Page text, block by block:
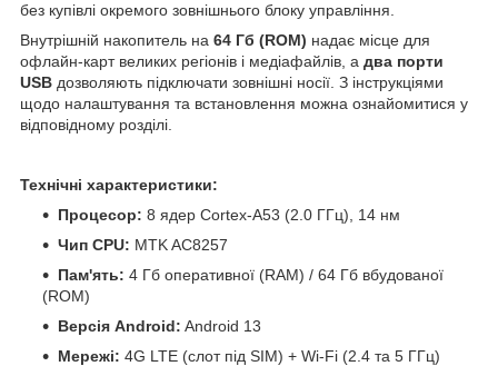
без купівлі окремого зовнішнього блоку управління.
Внутрішній накопитель на 64 Гб (ROM) надає місце для
офлайн-карт великих регіонів і медіафайлів, а два порти
USB дозволяють підключати зовнішні носії. З інструкціями
щодо налаштування та встановлення можна ознайомитися у
відповідному розділі.
Технічні характеристики:
Процесор: 8 ядер Cortex-A53 (2.0 ГГц), 14 нм
Чип CPU: MTK AC8257
Пам'ять: 4 Гб оперативної (RAM) / 64 Гб вбудованої
(ROM)
Версія Android: Android 13
Мережі: 4G LTE (слот під SIM) + Wi-Fi (2.4 та 5 ГГц)